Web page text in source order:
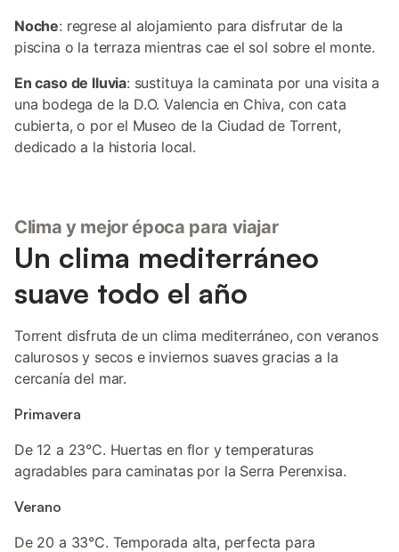
Noche: regrese al alojamiento para disfrutar de la
piscina o la terraza mientras cae el sol sobre el monte.
En caso de lluvia: sustituya la caminata por una visita a
una bodega de la D.O. Valencia en Chiva, con cata
cubierta, o por el Museo de la Ciudad de Torrent,
dedicado a la historia local.
Clima y mejor época para viajar
Un clima mediterráneo
suave todo el año
Torrent disfruta de un clima mediterráneo, con veranos
calurosos y secos e inviernos suaves gracias a la
cercanía del mar.
Primavera
De 12 a 23°C. Huertas en flor y temperaturas
agradables para caminatas por la Serra Perenxisa.
Verano
De 20 a 33°C. Temporada alta, perfecta para